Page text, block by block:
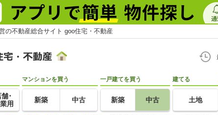
の不動産総合サイト goo住宅・不動産
舗･
用
マンションを買う
新築 中古
一戸建てを買う
新築 中古
建てる
土地